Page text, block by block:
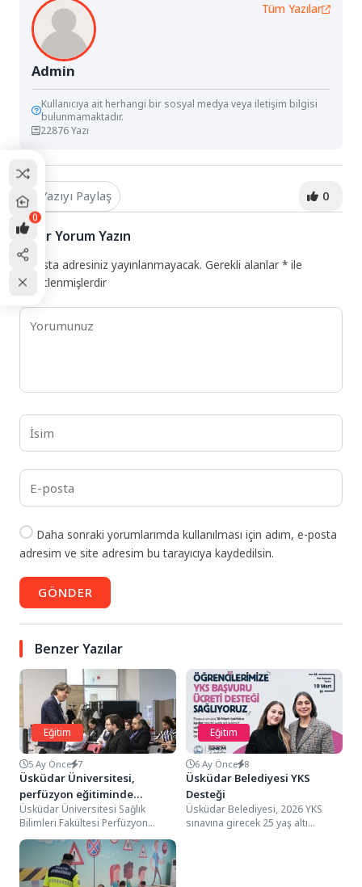
Admin
Tüm Yazılar
Kullanıcıya ait herhangi bir sosyal medya veya iletişim bilgisi
bulunmamaktadır.
22876 Yazı
Yazıyı Paylaş 0
Bir Yorum Yazın
E-posta adresiniz yayınlanmayacak. Gerekli alanlar* ile
işaretlenmişlerdir
Daha sonraki yorumlarımda kullanılması için adım, e-posta
adresim ve site adresim bu tarayıcıya kaydedilsin.
GÖNDER
Benzer Yazılar
Eğitim
5 Ay Önce 7
Üsküdar Üniversitesi,
perfüzyon eğitiminde
Avrupa’nın ikinci merkezi…
Üsküdar Üniversitesi Sağlık
Bilimleri Fakültesi Perfüzyon
Bölümü ile medikal teknoloji
alanında faaliyet gösteren
Spectrum Medical...
Eğitim
6 Ay Önce 8
Üsküdar Belediyesi YKS
Desteği
Üsküdar Belediyesi, 2026 YKS
sınavına girecek 25 yaş altı
0